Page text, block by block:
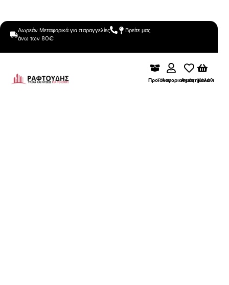
Δωρεάν Μεταφορικά για παραγγελίες
άνω των 80€
Βρείτε μας
ΠροϊόνταΛογαριασμόςΑγαπημένα
Καλάθι